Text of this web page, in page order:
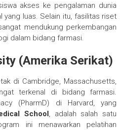
akses ke pengalaman dunia
yang luas. Selain itu, fasilitas riset
mendukung perkembangan
dalam bidang farmasi.
(Amerika Serikat)
di Cambridge, Massachusetts,
terkenal di bidang farmasi.
(PharmD) di Harvard, yang
School , adalah salah satu
ini menawarkan pelatihan